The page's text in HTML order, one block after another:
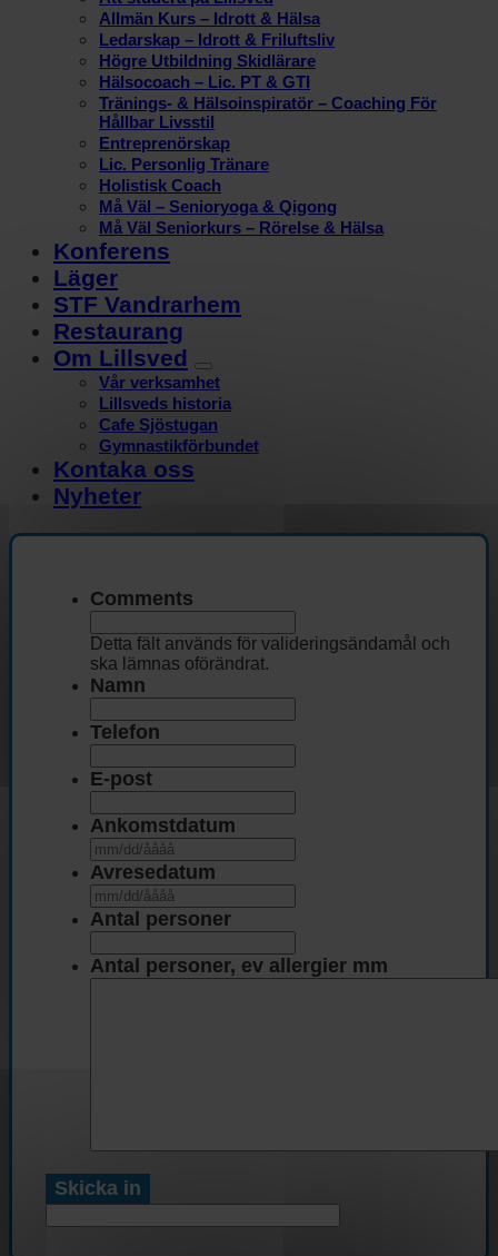
Allmän Kurs – Idrott & Hälsa
Ledarskap – Idrott & Friluftsliv
Högre Utbildning Skidlärare
Hälsocoach – Lic. PT & GTI
Tränings- & Hälsoinspiratör – Coaching För
Hållbar Livsstil
Entreprenörskap
Lic. Personlig Tränare
Holistisk Coach
Må Väl – Senioryoga & Qigong
Må Väl Seniorkurs – Rörelse & Hälsa
Konferens
Läger
STF Vandrarhem
Restaurang
Om Lillsved
Vår verksamhet
Lillsveds historia
Cafe Sjöstugan
Gymnastikförbundet
Kontaka oss
Nyheter
Comments
Detta fält används för valideringsändamål och
ska lämnas oförändrat.
Namn
Telefon
E-post
Ankomstdatum
snedstreck
DD
snedstreck
Avresedatum
snedstreck
DD
snedstreck
ÅÅÅÅ
Antal personer
Antal personer, ev allergier mm